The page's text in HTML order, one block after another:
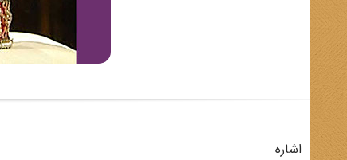
اشاره